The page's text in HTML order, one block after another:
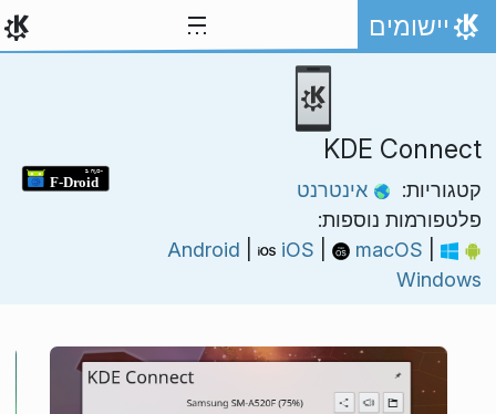
דילוג לתוכן
אתר הבית
יישומים
KDE Connect
קטגוריות:
אינטרנט
פלטפורמות נוספות:
Android
iOS macOS
Windows